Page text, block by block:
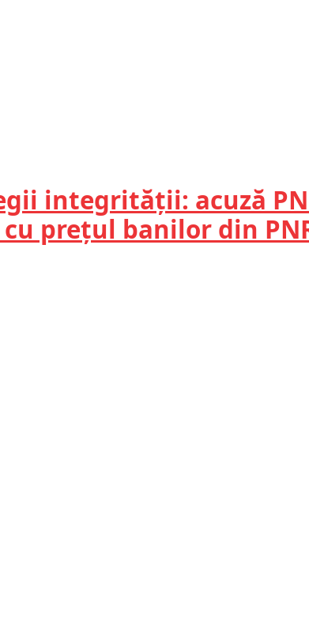
integrității: acuză
prețul banilor din